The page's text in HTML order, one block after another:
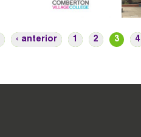
‹ anterior 1 2 3 4